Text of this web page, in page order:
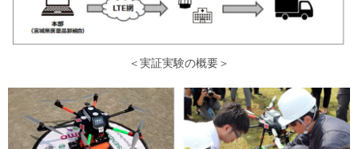
＜実証実験の概要＞